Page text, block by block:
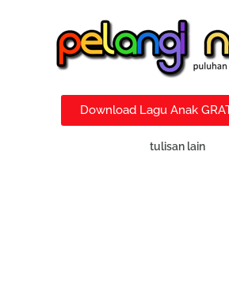
Download Lagu Anak
tulisan lain